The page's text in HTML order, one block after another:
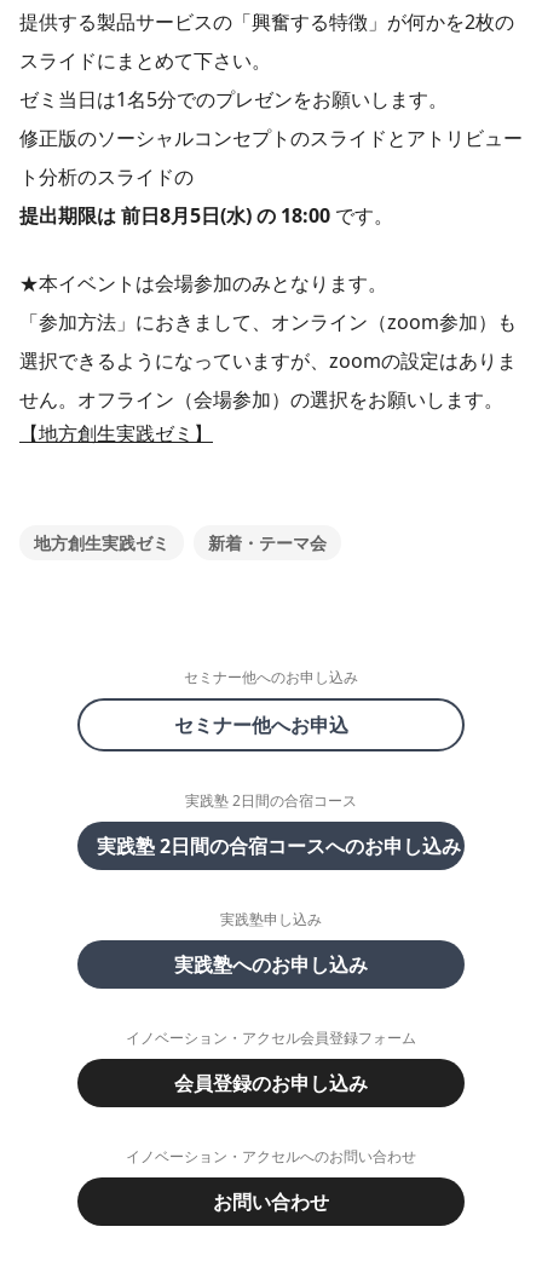
提供する製品サービスの「興奮する特徴」が何かを2枚の
スライドにまとめて下さい。
ゼミ当日は1名5分でのプレゼンをお願いします。
修正版のソーシャルコンセプトのスライドとアトリビュー
ト分析のスライドの
提出期限は 前日8月5日(水) の 18:00 です。
★本イベントは会場参加のみとなります。
「参加方法」におきまして、オンライン（zoom参加）も
選択できるようになっていますが、zoomの設定はありま
せん。オフライン（会場参加）の選択をお願いします。
【地方創生実践ゼミ】
地方創生実践ゼミ 新着・テーマ会
セミナー他へのお申し込み
セミナー他へお申込
実践塾 2日間の合宿コース
実践塾 2日間の合宿コースへのお申し込み
実践塾申し込み
実践塾へのお申し込み
イノベーション・アクセル会員登録フォーム
会員登録のお申し込み
イノベーション・アクセルへのお問い合わせ
お問い合わせ